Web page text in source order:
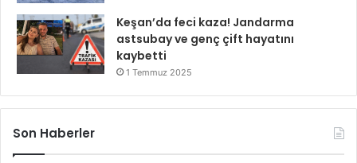
Keşan’da feci kaza! Jandarma
astsubay ve genç çift hayatını
kaybetti
1 Temmuz 2025
Son Haberler